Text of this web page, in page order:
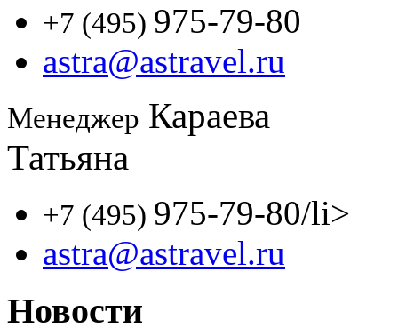
+7 (495) 975-79-80
astra@astravel.ru
Менеджер Караева
Татьяна
+7 (495) 975-79-80/li>
astra@astravel.ru
Новости